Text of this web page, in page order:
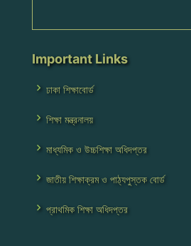
Important Links
ঢাকা শিক্ষাবোর্ড
শিক্ষা মন্ত্রনালয়
মাধ্যমিক ও উচ্চশিক্ষা অধিদপ্তর
জাতীয় শিক্ষাক্রম ও পাঠ্যপুস্তক বোর্ড
প্রাথমিক শিক্ষা অধিদপ্তর